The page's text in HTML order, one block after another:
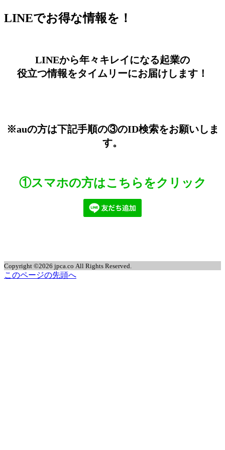
jpca.co
LINEでお得な情報を！
LINEから年々キレイになる起業の
役立つ情報をタイムリーにお届けします！
※auの方は下記手順の③のID検索をお願いしま
す。
①スマホの方はこちらをクリック
Copyright ©2026 jpca.co All Rights Reserved.
このページの先頭へ